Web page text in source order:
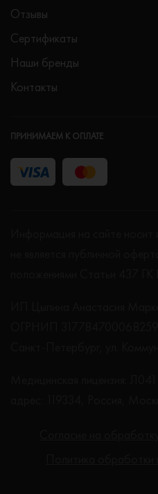
Отзывы
Сертификаты
Наши бренды
Контакты
ПРИНИМАЕМ К ОПЛАТЕ